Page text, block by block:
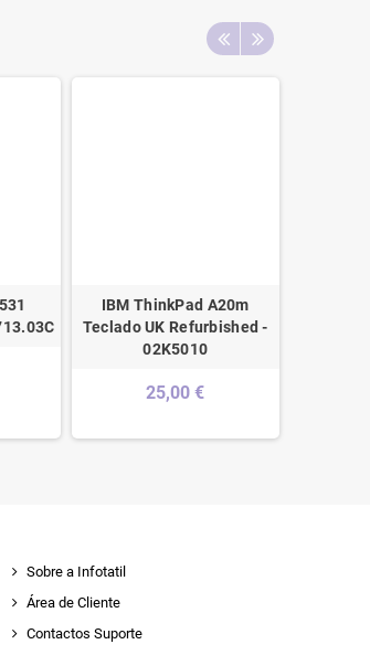
IBM ThinkPad A20m
Teclado UK Refurbished -
02K5010
25,00 €
Sobre a Infotatil
Área de Cliente
Contactos Suporte